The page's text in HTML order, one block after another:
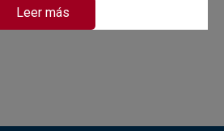
Leer más